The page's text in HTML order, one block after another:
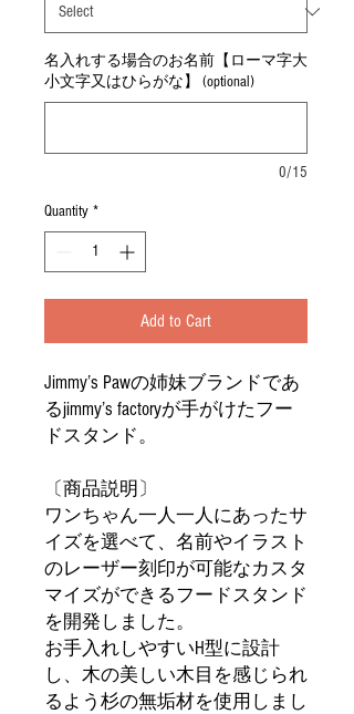
名入れする場合のお名前【ローマ字大
小文字又はひらがな】 (optional)
0/15
Quantity *
Add to Cart
Jimmy’s Pawの姉妹ブランドであ
るjimmy’s factoryが手がけたフー
ドスタンド。
〔商品説明〕
ワンちゃん一人一人にあったサ
イズを選べて、名前やイラスト
のレーザー刻印が可能なカスタ
マイズができるフードスタンド
を開発しました。
お手入れしやすいH型に設計
し、木の美しい木目を感じられ
るよう杉の無垢材を使用しまし